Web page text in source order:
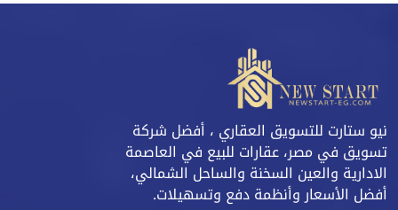
نيو ستارت للتسويق العقاري ، أفضل شركة
تسويق في مصر، عقارات للبيع في العاصمة
الادارية والعين السخنة والساحل الشمالي،
أفضل الأسعار وأنظمة دفع وتسهيلات.